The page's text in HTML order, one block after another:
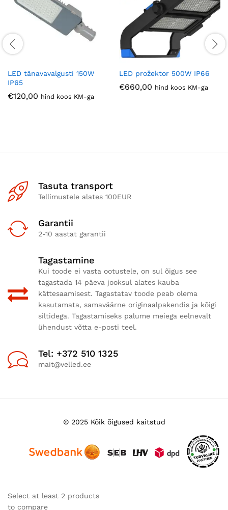
LED tänavavalgusti 150W
IP65
€120,00 hind koos KM-ga
LED prožektor 500W IP66
€660,00 hind koos KM-ga
Tasuta transport
Tellimustele alates 100EUR
Garantii
2-10 aastat garantii
Tagastamine
Kui toode ei vasta ootustele, on sul õigus see
tagastada 14 päeva jooksul alates kauba
kättesaamisest. Tagastatav toode peab olema
kasutamata, samaväärne originaalpakendis ja kõigi
siltidega. Tagastamiseks palume meiega eelnevalt
ühendust võtta e-posti teel.
Tel: +372 510 1325
mait@velled.ee
© 2025 Kõik õigused kaitstud
Select at least 2 products
to compare